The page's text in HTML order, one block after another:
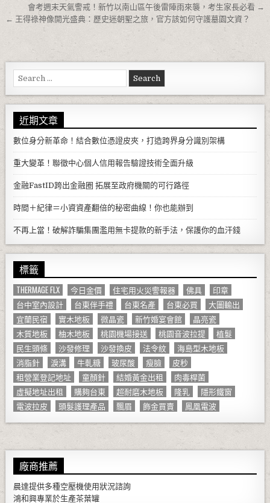
文章導覽
會考週末天氣警戒！新竹以南山區午後雷陣雨來襲，考生家長必看 →
← 王得祿神像開光盛典：歷史迷朝聖之旅，官方該如何守護墓園文資？
Search for:
近期文章
數位身分新革命！結合數位憑證皮夾，打造跨界身分識別架構
重大變革！聯徵中心個人信用報告驗證技術全面升級
金融FastID跨出金融圈 拓展至政府機關的可行路徑
時間＋紀律＝小資資產翻倍的秘密曲線！你也能辦到
不再上當！破解詐騙集團濫用無卡提款的新手法，保護你的血汗錢
標籤
THERMAGE FLX 今日金價 住宅用火災警報器 佛具
印章
台中室內設計
台東伴手禮 台東名產 台東必買
大圖輸出
宜蘭民宿
實木地板 微晶瓷 新竹婚宴會館
晶亮瓷
木質地板
柚木地板 桃園機場接送 桃園音波拉提
植髮
民生頭條
沙發修理 沙發換皮 法令紋
海島型木地板
消脂針
淚溝 牛軋糖 玻尿酸 瘦臉
皮秒
租營業登記地址
童顏針 結婚黃金出租
肉毒桿菌
虛擬地址出租
購夠台東 超耐磨木地板 隆乳
隱形鐵窗
電波拉皮
頭髮護理產品 飄眉 飾金買賣 鳳凰電波
廠商推薦
晨達提供多種空壓機使用狀況諮詢
鴻和興專業於生產茶葉罐